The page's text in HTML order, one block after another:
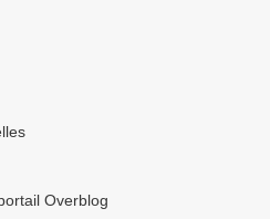
Overblog